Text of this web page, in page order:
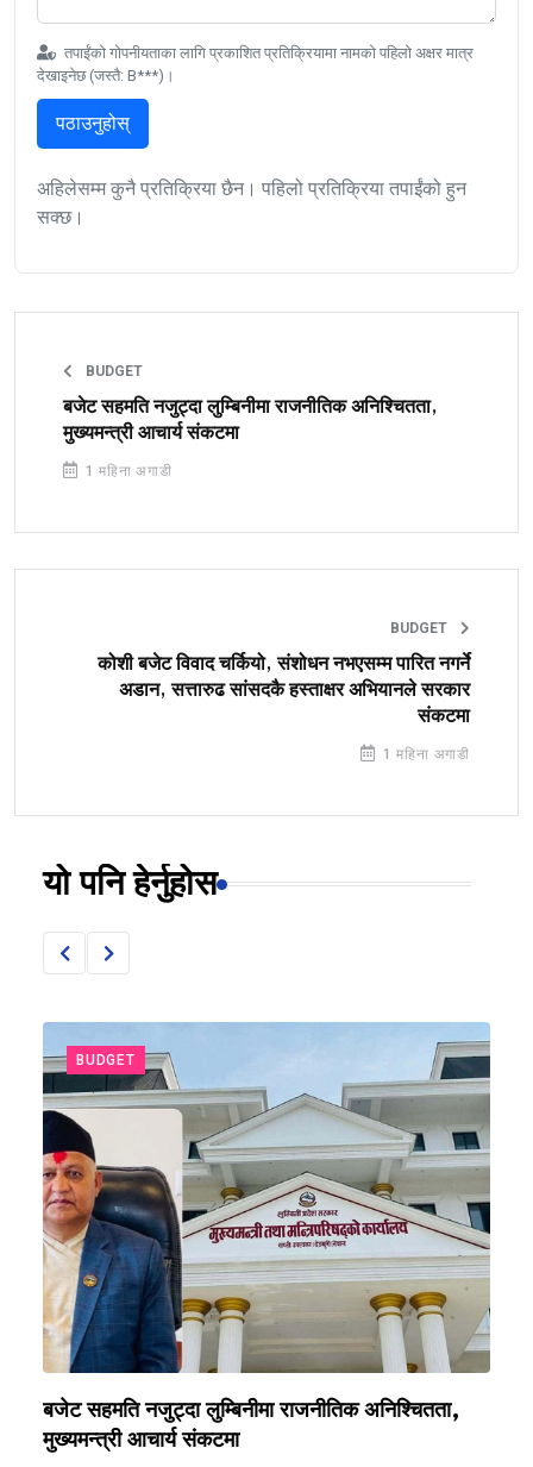
तपाईंको गोपनीयताका लागि प्रकाशित प्रतिक्रियामा नामको पहिलो अक्षर मात्र
देखाइनेछ (जस्तै: B***)।
पठाउनुहोस्
अहिलेसम्म कुनै प्रतिक्रिया छैन। पहिलो प्रतिक्रिया तपाईंको हुन
सक्छ।
BUDGET
बजेट सहमति नजुट्दा लुम्बिनीमा राजनीतिक अनिश्चितता,
मुख्यमन्त्री आचार्य संकटमा
1 महिना अगाडी
BUDGET
कोशी बजेट विवाद चर्कियो, संशोधन नभएसम्म पारित नगर्ने
अडान, सत्तारुढ सांसदकै हस्ताक्षर अभियानले सरकार
संकटमा
1 महिना अगाडी
यो पनि हेर्नुहोस
BUDGET
बजेट सहमति नजुट्दा लुम्बिनीमा राजनीतिक अनिश्चितता,
मुख्यमन्त्री आचार्य संकटमा